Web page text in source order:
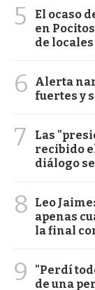
5
El ocaso
en
de
6
Alerta
fuertes y
7
Las
recibido
diálogo
8
Leo
apenas
la final
9
"Perdí
de una